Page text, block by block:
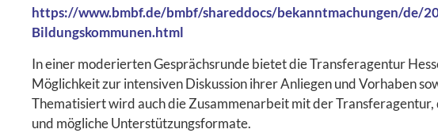
https://www.bmbf.de/bmbf/shareddocs/bekanntmachungen/de/
Bildungskommunen.html
In einer moderierten Gesprächsrunde bietet die Transferagentur
Möglichkeit zur intensiven Diskussion ihrer Anliegen und Vorhaben
Thematisiert wird auch die Zusammenarbeit mit der
und mögliche Unterstützungsformate.